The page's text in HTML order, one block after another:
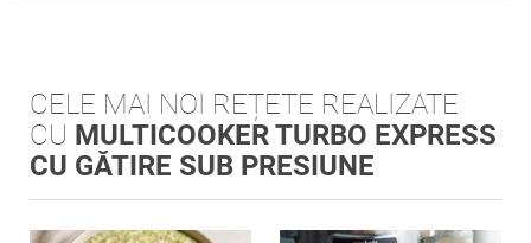
CELE MAI NOI REȚETE REALIZATE
CU MULTICOOKER TURBO EXPRESS
CU GĂTIRE SUB PRESIUNE